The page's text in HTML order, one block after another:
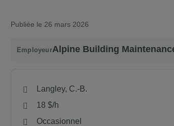
Publiée le 26 mars 2026
EmployeurAlpine Building
Langley, C.-B.
18 $/h
Occasionnel